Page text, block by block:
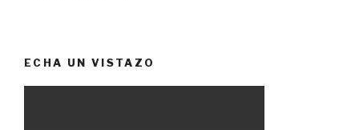
ECHA UN VISTAZO